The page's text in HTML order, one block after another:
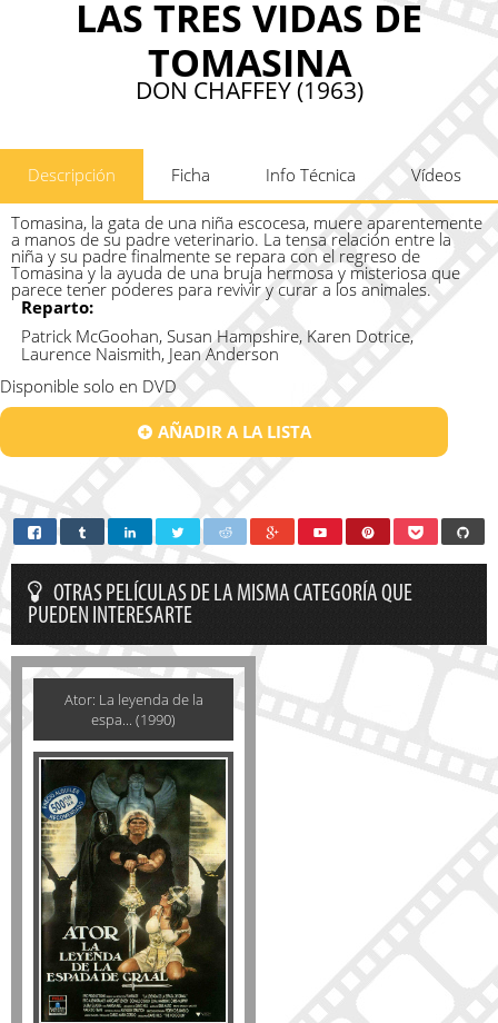
LAS TRES VIDAS DE
TOMASINA
DON CHAFFEY (1963)
Descripción Ficha Info Técnica Vídeos
Tomasina, la gata de una niña escocesa, muere aparentemente
a manos de su padre veterinario. La tensa relación entre la
niña y su padre finalmente se repara con el regreso de
Tomasina y la ayuda de una bruja hermosa y misteriosa que
parece tener poderes para revivir y curar a los animales.
Reparto:
Patrick McGoohan, Susan Hampshire, Karen Dotrice,
Laurence Naismith, Jean Anderson
Disponible solo en DVD
AÑADIR A LA LISTA
OTRAS PELÍCULAS DE LA MISMA CATEGORÍA QUE
PUEDEN INTERESARTE
Ator: La leyenda de la
espa... (1990)